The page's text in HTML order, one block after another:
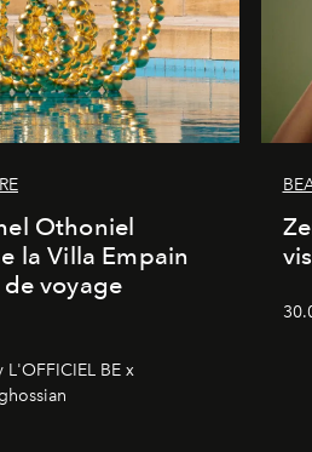
Othoniel
la Villa Empain
voyage
BE x